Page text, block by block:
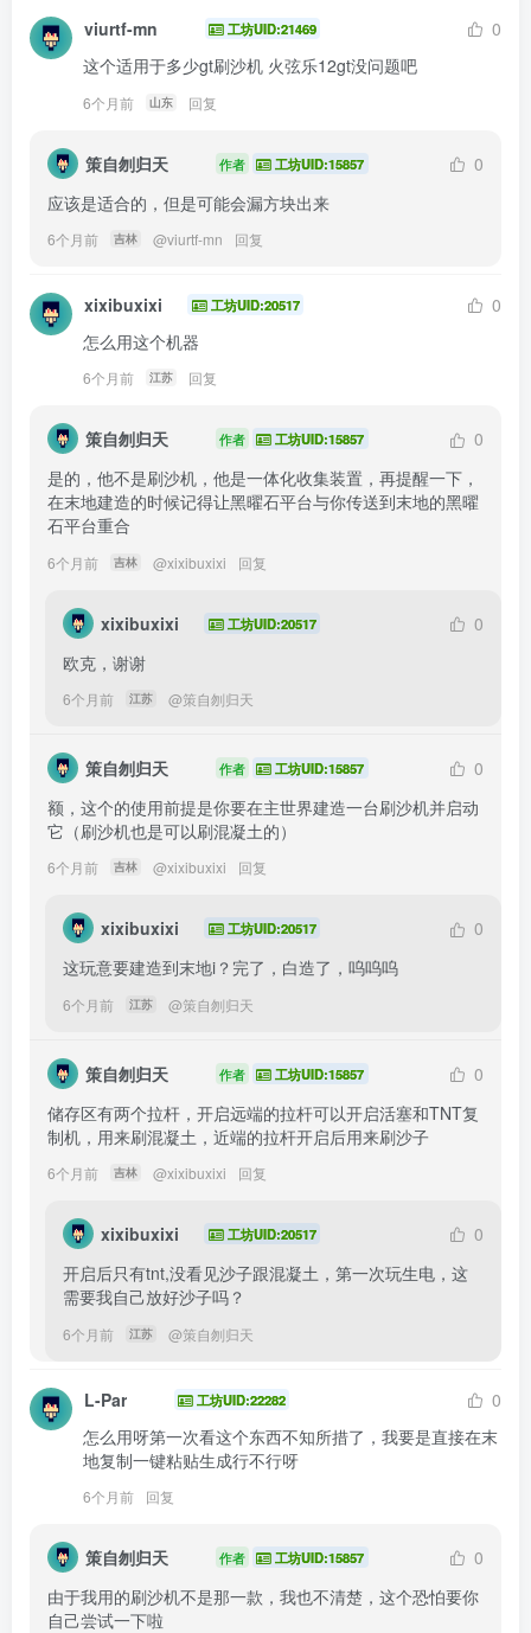
viurtf-mn 工坊UID:21469
0
这个适用于多少gt刷沙机 火弦乐12gt没问题吧
6个月前 山东 回复
策自刎归天 作者 工坊UID:15857
0
应该是适合的，但是可能会漏方块出来
6个月前 吉林 @viurtf-mn 回复
xixibuxixi 工坊UID:20517
0
怎么用这个机器
6个月前 江苏 回复
策自刎归天 作者 工坊UID:15857
0
是的，他不是刷沙机，他是一体化收集装置，再提醒一下，
在末地建造的时候记得让黑曜石平台与你传送到末地的黑曜
石平台重合
6个月前 吉林 @xixibuxixi 回复
xixibuxixi 工坊UID:20517
0
欧克，谢谢
6个月前 江苏 @策自刎归天
策自刎归天 作者 工坊UID:15857
0
额，这个的使用前提是你要在主世界建造一台刷沙机并启动
它（刷沙机也是可以刷混凝土的）
6个月前 吉林 @xixibuxixi 回复
xixibuxixi 工坊UID:20517
0
这玩意要建造到末地i？完了，白造了，呜呜呜
6个月前 江苏 @策自刎归天
策自刎归天 作者 工坊UID:15857
0
储存区有两个拉杆，开启远端的拉杆可以开启活塞和TNT复
制机，用来刷混凝土，近端的拉杆开启后用来刷沙子
6个月前 吉林 @xixibuxixi 回复
xixibuxixi 工坊UID:20517
0
开启后只有tnt,没看见沙子跟混凝土，第一次玩生电，这
需要我自己放好沙子吗？
6个月前 江苏 @策自刎归天
L-Par 工坊UID:22282
0
怎么用呀第一次看这个东西不知所措了，我要是直接在末
地复制一键粘贴生成行不行呀
6个月前 回复
策自刎归天 作者 工坊UID:15857
0
由于我用的刷沙机不是那一款，我也不清楚，这个恐怕要你
自己尝试一下啦